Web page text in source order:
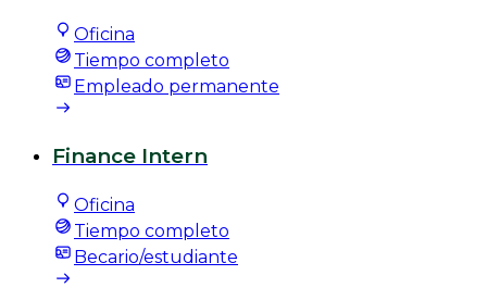
Oficina
Tiempo completo
Empleado permanente
Finance Intern
Oficina
Tiempo completo
Becario/estudiante